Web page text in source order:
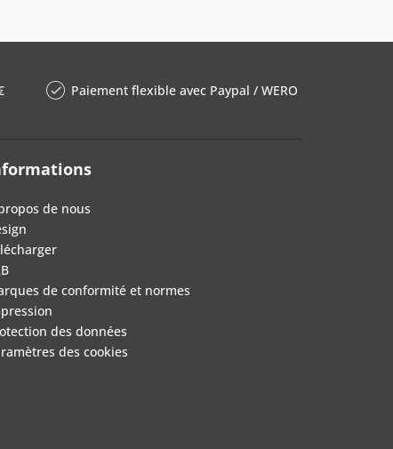
Paiement flexible avec Paypal / WERO
de nous
de conformité et normes
des données
des cookies